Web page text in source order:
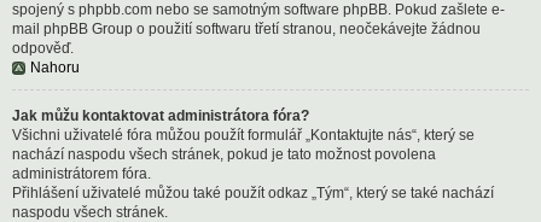
spojený s phpbb.com nebo se samotným software phpBB. Pokud zašlete e-
mail phpBB Group o použití softwaru třetí stranou, neočekávejte žádnou
odpověď.
Nahoru
Jak můžu kontaktovat administrátora fóra?
Všichni uživatelé fóra můžou použít formulář „Kontaktujte nás“, který se
nachází naspodu všech stránek, pokud je tato možnost povolena
administrátorem fóra.
Přihlášení uživatelé můžou také použít odkaz „Tým“, který se také nachází
naspodu všech stránek.